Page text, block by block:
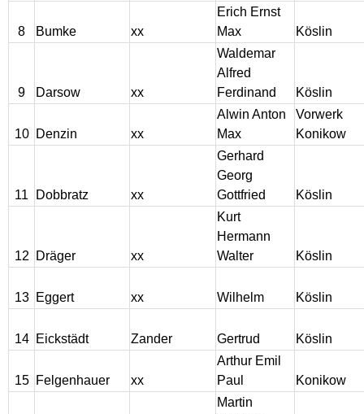
Standesamt I Berlin -
1939-1955 für Pommern
Elbinger Anzeigen
Altpreussische Zeitung
8 Bumke xx
Erich Ernst
Max
Köslin
9 Darsow xx
Waldemar
Alfred
Ferdinand
Köslin
10 Denzin xx
Alwin Anton
Max
Vorwerk
Konikow
11 Dobbratz xx
Gerhard
Georg
Gottfried
Köslin
12 Dräger xx
Kurt
Hermann
Walter
Köslin
13 Eggert xx Wilhelm Köslin
14 Eickstädt Zander Gertrud Köslin
15 Felgenhauer xx
Arthur Emil
Paul
Konikow
Martin